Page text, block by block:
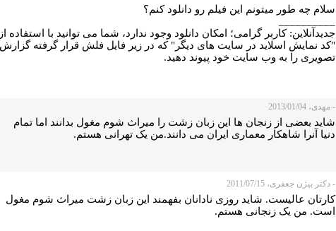
سلام چه طور میتونم این فیلم رو دانلود کنم؟
جدیدآنلاین: کاربر گرامی؛ امکان دانلود وجود ندارد، شما می توانید با استفاده
"کد نمایش اسلاید در سایت های دیگر" که در زیر فایل فلش قرار گرفته گزارش
تصویری را به وب سایت خود پیوند دهید.
- مهدی، 2013/01/04
شاید بعضی از زنجان ها این زبان زشت را میراث شوم مغول بدانند اما تمام
دنیا آنرا شاهکار معماری ایران می دانند.من یک تهرانی هستم.
- دکتر بیژن جعفری، 2011/07/15
کارتان عالیست. شاید روزی نادانان بفهمند این زبان زشت میراث شوم مغول
است. من یک زنجانی هستم.